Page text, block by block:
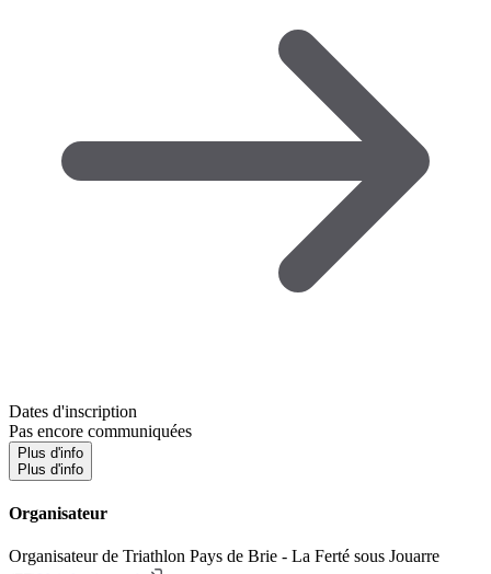
Dates d'inscription
Pas encore communiquées
Plus d'info
Plus d'info
Organisateur
Organisateur de Triathlon Pays de Brie - La Ferté sous Jouarre